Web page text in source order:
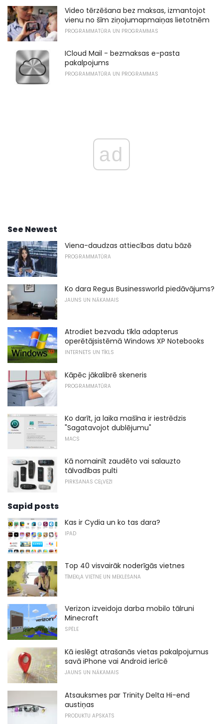
Video tērzēšana bez maksas, izmantojot
vienu no šīm ziņojumapmaiņas lietotnēm
PROGRAMMATŪRA UN PROGRAMMAS
ICloud Mail - bezmaksas e-pasta
pakalpojums
PROGRAMMATŪRA UN PROGRAMMAS
ad
See Newest
Viena-daudzas attiecības datu bāzē
PROGRAMMATŪRA
Ko dara Regus Businessworld piedāvājums?
JAUNS UN NĀKAMAIS
Atrodiet bezvadu tīkla adapterus
operētājsistēmā Windows XP Notebooks
INTERNETS UN TĪKLS
Kāpēc jākalibrē skeneris
PROGRAMMATŪRA
Ko darīt, ja laika mašīna ir iestrēdzis
"Sagatavojot dublējumu"
MACS
Kā nomainīt zaudēto vai salauzto
tālvadības pulti
PIRKŠANAS CEĻVEŽI
Sapid posts
Kas ir Cydia un ko tas dara?
IPAD
Top 40 visvairāk noderīgās vietnes
TĪMEKĻA VIETNE UN MEKLĒŠANA
Verizon izveidoja darba mobilo tālruni
Minecraft
SPĒLE
Kā ieslēgt atrašanās vietas pakalpojumus
savā iPhone vai Android ierīcē
JAUNS UN NĀKAMAIS
Atsauksmes par Trinity Delta Hi-end
austiņas
PRODUKTU APSKATS